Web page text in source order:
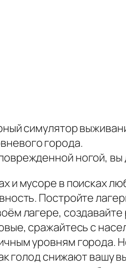
симулятор
города.
ногой, вы
и мусоре в поисках
Постройте
лагере,
сражайтесь с
уровням города.
голод снижают